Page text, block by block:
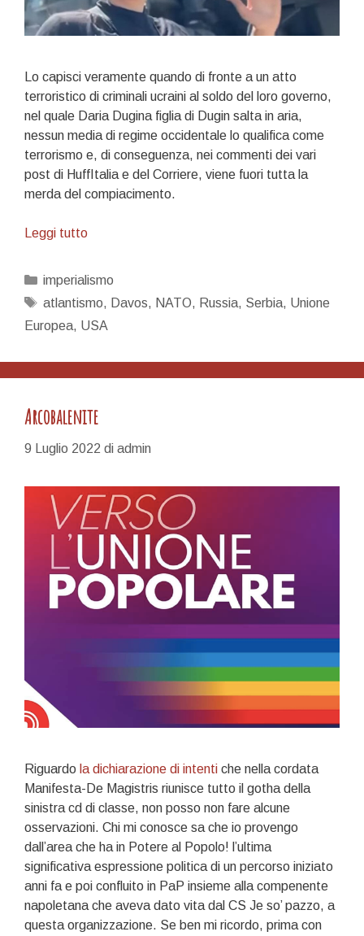
Lo capisci veramente quando di fronte a un atto
terroristico di criminali ucraini al soldo del loro governo,
nel quale Daria Dugina figlia di Dugin salta in aria,
nessun media di regime occidentale lo qualifica come
terrorismo e, di conseguenza, nei commenti dei vari
post di HuffItalia e del Corriere, viene fuori tutta la
merda del compiacimento.
Leggi tuttoSiamo
Categorie
imperialismo
Tag
atlantismo, Davos, NATO, Russia, Serbia, Unione
Europea, USA
Arcobalenite
9 Luglio 2022 di admin
Riguardo la dichiarazione di intenti che nella cordata
Manifesta-De Magistris riunisce tutto il gotha della
sinistra cd di classe, non posso non fare alcune
osservazioni. Chi mi conosce sa che io provengo
dall’area che ha in Potere al Popolo! l’ultima
significativa espressione politica di un percorso iniziato
anni fa e poi confluito in PaP insieme alla compenente
napoletana che aveva dato vita dal CS Je so’ pazzo, a
questa organizzazione. Se ben mi ricordo, prima con